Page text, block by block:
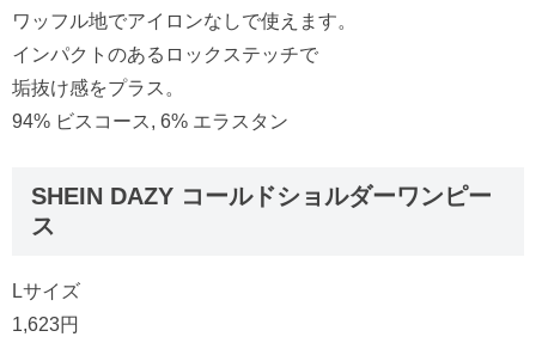
ワッフル地でアイロンなしで使えます。
インパクトのあるロックステッチで
垢抜け感をプラス。
94% ビスコース, 6% エラスタン
SHEIN DAZY コールドショルダーワンピー
ス
Lサイズ
1,623円